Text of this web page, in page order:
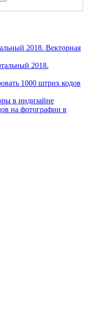
2018. Векторная
2018.
1000 штрих кодов
в индизайне
на фотографии в